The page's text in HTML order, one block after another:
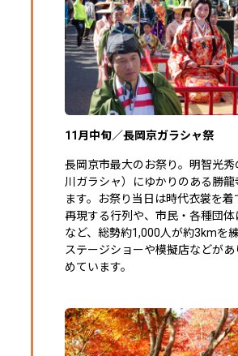
11月中旬／長岡京ガラシャ祭
長岡京市最大のお祭り。明智光
川ガラシャ）にゆかりのある勝
ます。お祭り当日は時代衣裳を
再現する行列や、市民・各種団体
など、総勢約1,000人が約3kmを
ステージショーや模擬店などが
めています。